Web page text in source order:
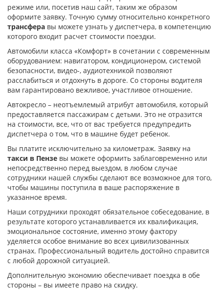
режиме или, посетив наш сайт, таким же образом
оформите заявку. Точную сумму относительно конкретного
трансфера вы можете узнать у диспетчера, в компетенцию
которого входит расчет стоимости поездки.
Автомобили класса «Комфорт» в сочетании с современным
оборудованием: навигатором, кондиционером, системой
безопасности, видео-, аудиотехникой позволяют
расслабиться и отдохнуть в дороге. Со стороны водителя
вам гарантировано вежливое, участливое отношение.
Автокресло – неотъемлемый атрибут автомобиля, который
предоставляется пассажирам с детьми. Это не отразится
на стоимости, все, что от вас требуется предупредить
диспетчера о том, что в машине будет ребенок.
Вы платите исключительно за километраж. Заявку на
такси в Пензе вы можете оформить заблаговременно или
непосредственно перед выездом, в любом случае
сотрудники нашей службы сделают все возможное для того,
чтобы машины поступила в ваше распоряжение в
указанное время.
Наши сотрудники проходят обязательное собеседование, в
результате которого устанавливается их квалификация,
эмоциональное состояние, именно этому фактору
уделяется особое внимание во всех цивилизованных
странах. Профессиональный водитель достойно справится
с любой дорожной ситуацией.
Дополнительную экономию обеспечивает поездка в обе
стороны – вы имеете право на скидку.